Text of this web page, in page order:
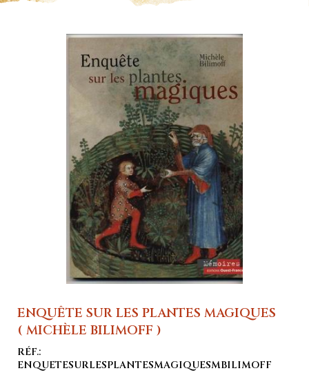
ENQUÊTE SUR LES PLANTES MAGIQUES
( MICHÈLE BILIMOFF )
RÉF.:
ENQUETESURLESPLANTESMAGIQUESMBILIMOFF